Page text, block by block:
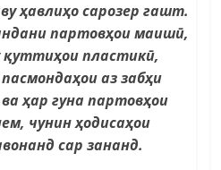
ҳавлиҳо сарозер гашт.
партовҳои маишӣ,
қуттиҳои пластикӣ,
аз забҳи
ҳар гуна партовҳои
чунин ҳодисаҳои
сар зананд.